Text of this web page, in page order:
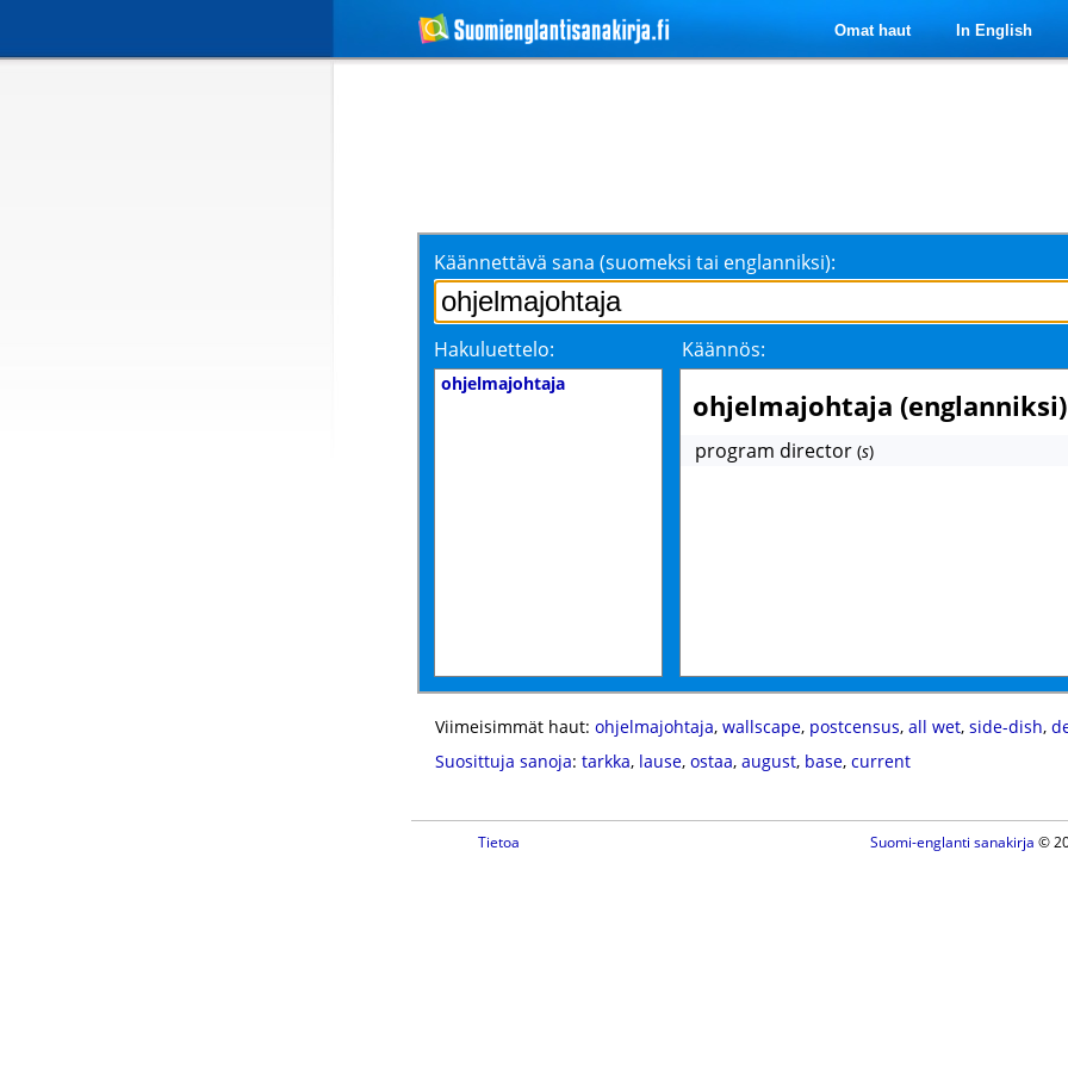
Omat haut In English
Käännettävä sana (suomeksi tai englanniksi):
Hakuluettelo: Käännös:
ohjelmajohtaja
ohjelmajohtaja (englanniksi)
program director (s)
Viimeisimmät haut: ohjelmajohtaja, wallscape, postcensus, all wet, side-dish,
Suosittuja sanoja: tarkka, lause, ostaa, august, base, current
Tietoa Suomi-englanti sanakirja ©